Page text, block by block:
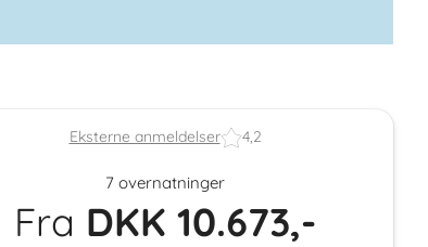
Eksterne anmeldelser 4,2
7 overnatninger
Fra DKK 10.673,-